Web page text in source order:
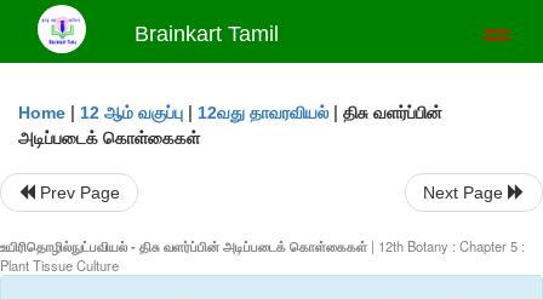
Brainkart Tamil
Home | 12 ஆம் வகுப்பு | 12வது தாவரவியல் | திசு வளர்ப்பின்
அடிப்படைக் கொள்கைகள்
Prev Page Next Page
உயிரிதொழில்நுட்பவியல் - திசு வளர்ப்பின் அடிப்படைக் கொள்கைகள் | 12th Botany : Chapter 5 :
Plant Tissue Culture